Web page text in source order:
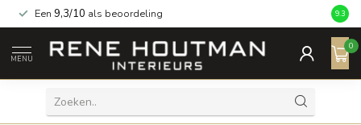
Een 9,3/10 als beoordeling 9.3
MENU
0